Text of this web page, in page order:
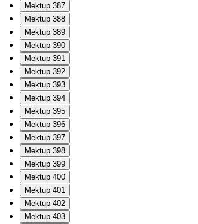
Mektup 387
Mektup 388
Mektup 389
Mektup 390
Mektup 391
Mektup 392
Mektup 393
Mektup 394
Mektup 395
Mektup 396
Mektup 397
Mektup 398
Mektup 399
Mektup 400
Mektup 401
Mektup 402
Mektup 403